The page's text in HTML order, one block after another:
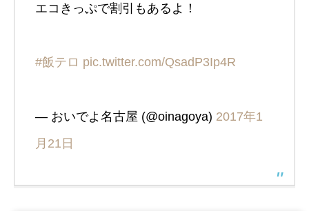
エコきっぷで割引もあるよ！
#飯テロ pic.twitter.com/QsadP3Ip4R
— おいでよ名古屋 (@oinagoya) 2017年1
月21日